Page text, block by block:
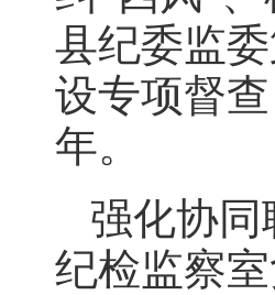
县纪委监
设专项督
年。
强化协
纪检监察